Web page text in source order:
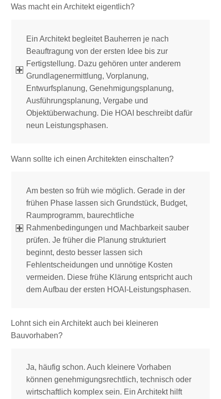
Was macht ein Architekt eigentlich?
Ein Architekt begleitet Bauherren je nach
Beauftragung von der ersten Idee bis zur
Fertigstellung. Dazu gehören unter anderem
Grundlagenermittlung, Vorplanung,
Entwurfsplanung, Genehmigungsplanung,
Ausführungsplanung, Vergabe und
Objektüberwachung. Die HOAI beschreibt dafür
neun Leistungsphasen.
Wann sollte ich einen Architekten einschalten?
Am besten so früh wie möglich. Gerade in der
frühen Phase lassen sich Grundstück, Budget,
Raumprogramm, baurechtliche
Rahmenbedingungen und Machbarkeit sauber
prüfen. Je früher die Planung strukturiert
beginnt, desto besser lassen sich
Fehlentscheidungen und unnötige Kosten
vermeiden. Diese frühe Klärung entspricht auch
dem Aufbau der ersten HOAI-Leistungsphasen.
Lohnt sich ein Architekt auch bei kleineren
Bauvorhaben?
Ja, häufig schon. Auch kleinere Vorhaben
können genehmigungsrechtlich, technisch oder
wirtschaftlich komplex sein. Ein Architekt hilft